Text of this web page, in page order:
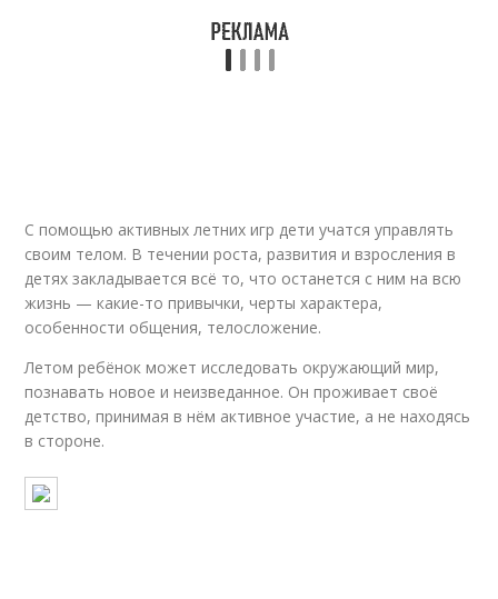
Зимние игры
С помощью активных летних игр дети учатся управлять
своим телом. В течении роста, развития и взросления в
детях закладывается всё то, что останется с ним на всю
жизнь — какие-то привычки, черты характера,
особенности общения, телосложение.
Летом ребёнок может исследовать окружающий мир,
познавать новое и неизведанное. Он проживает своё
детство, принимая в нём активное участие, а не находясь
в стороне.